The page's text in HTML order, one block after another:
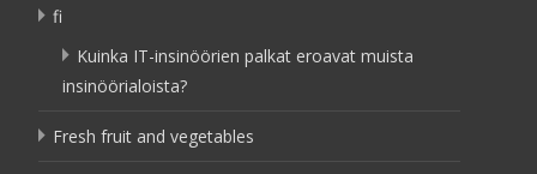
fi
Kuinka IT-insinöörien palkat eroavat muista
insinöörialoista?
Fresh fruit and vegetables